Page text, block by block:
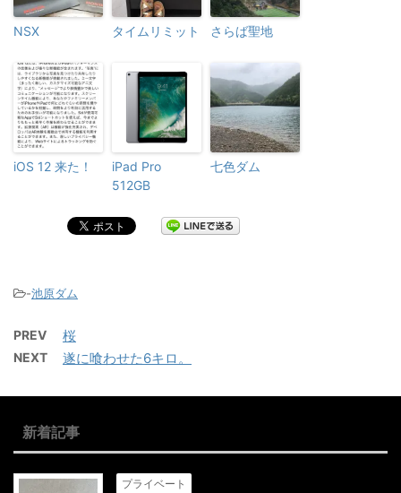
NSX タイムリミット さらば聖地
iOS 12 来た！
iPad Pro
512GB
七色ダム
-池原ダム
PREV 桜
NEXT 遂に喰わせた6キロ。
新着記事
プライベート